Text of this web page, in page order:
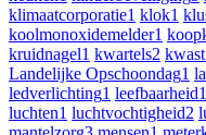
klimaatcorporatie1 klok1
koolmonoxidemelder1
kruidnagel1 kwartels2 kwast
Landelijke Opschoondag1
ledverlichting1 leefbaarheid1
luchten1 luchtvochtigheid2